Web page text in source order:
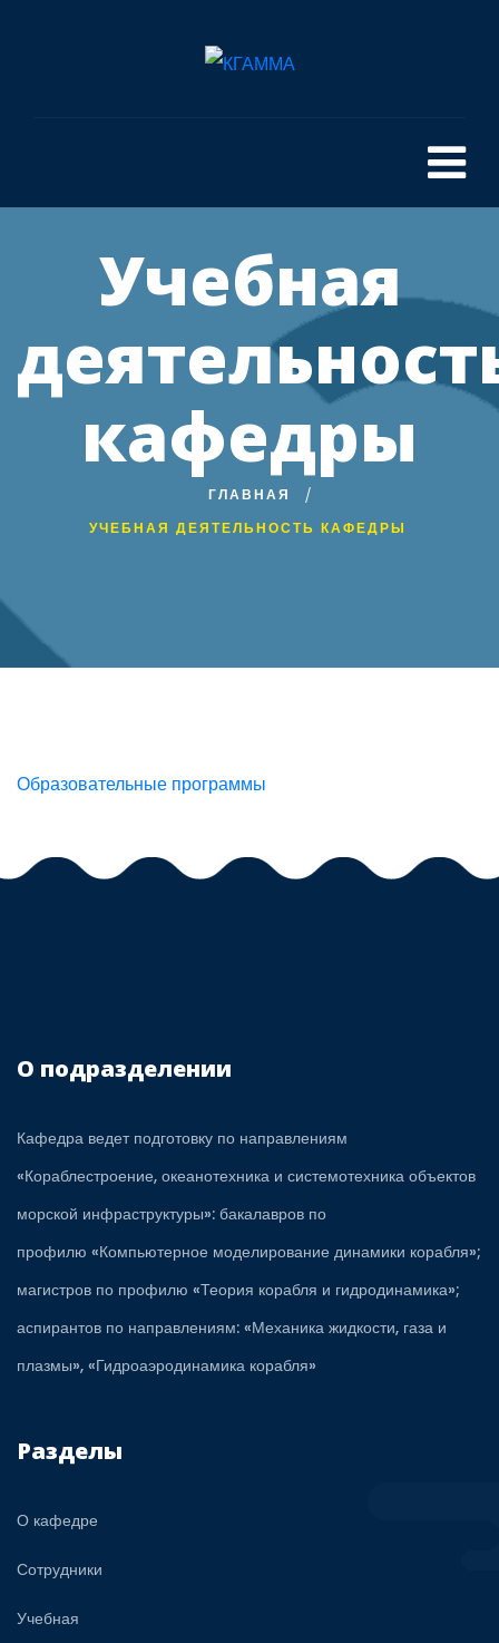
Учебная
кафедры
ГЛАВНАЯ
УЧЕБНАЯ ДЕЯТЕЛЬНОСТЬ КАФЕДРЫ
Образовательные программы
О подразделении
Кафедра ведет подготовку по направлениям
«Кораблестроение, океанотехника и системотехника объектов
морской инфраструктуры»: бакалавров по
профилю «Компьютерное моделирование динамики корабля»;
магистров по профилю «Теория корабля и гидродинамика»;
аспирантов по направлениям: «Механика жидкости, газа и
плазмы», «Гидроаэродинамика корабля»
Разделы
О кафедре
Сотрудники
Учебная